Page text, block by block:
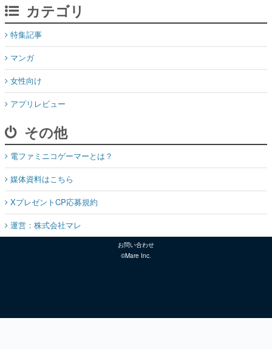
カテゴリ
特集記事
マンガ
女性向け
アプリレビュー
その他
電ファミニコゲーマーとは？
媒体資料はこちら
XプレゼントCP応募規約
運営：株式会社マレ
お問い合わせ
©Mare Inc.